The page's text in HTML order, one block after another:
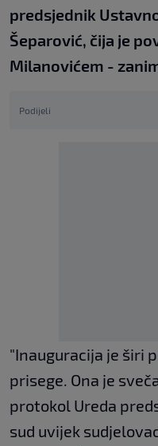
predsjednik
Šeparović, čija je
Milanovićem -
Podijeli
"Inauguracija je širi
prisege. Ona je
protokol Ureda
sud uvijek